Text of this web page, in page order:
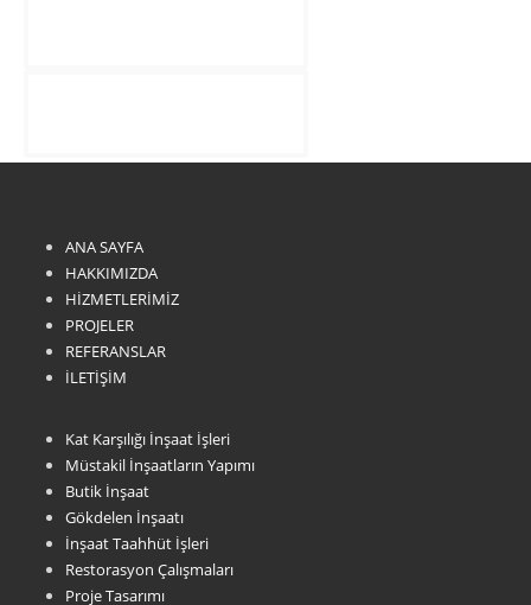
ANA SAYFA
HAKKIMIZDA
HİZMETLERİMİZ
PROJELER
REFERANSLAR
İLETİŞİM
Kat Karşılığı İnşaat İşleri
Müstakil İnşaatların Yapımı
Butik İnşaat
Gökdelen İnşaatı
İnşaat Taahhüt İşleri
Restorasyon Çalışmaları
Proje Tasarımı